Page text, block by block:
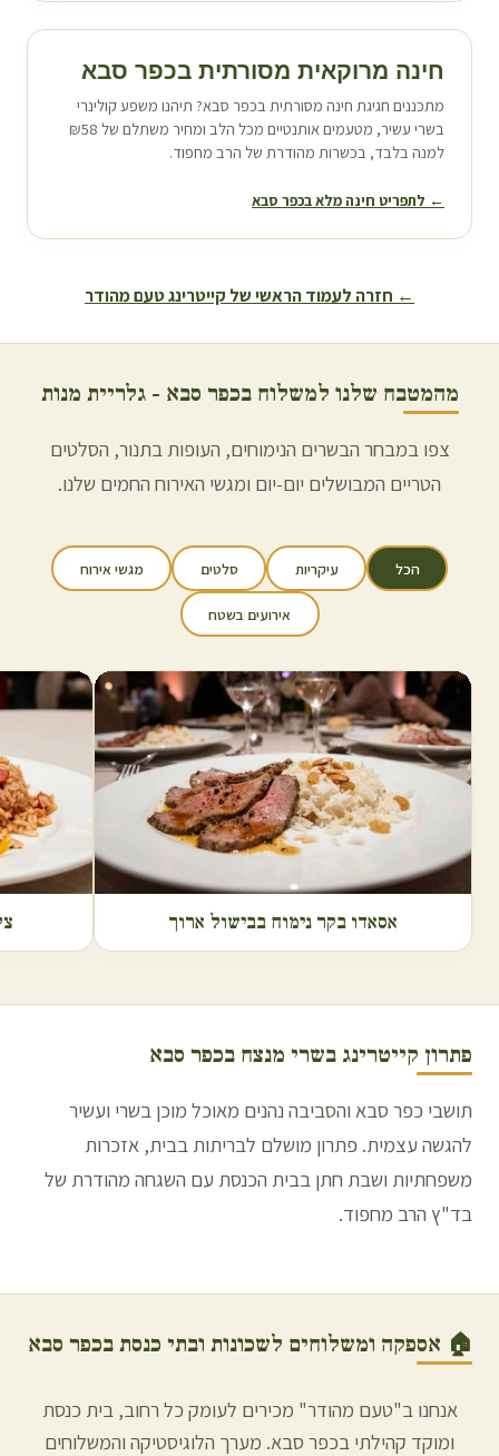
חינה מרוקאית מסורתית בכפר סבא
מתכננים חגיגת חינה מסורתית בכפר סבא? תיהנו משפע קולינרי
בשרי עשיר, מטעמים אותנטיים מכל הלב ומחיר משתלם של ₪58
למנה בלבד, בכשרות מהודרת של הרב מחפוד.
← לתפריט חינה מלא בכפר סבא
← חזרה לעמוד הראשי של קייטרינג טעם מהודר
מהמטבח שלנו למשלוח בכפר סבא - גלריית מנות
צפו במבחר הבשרים הנימוחים, העופות בתנור, הסלטים
הטריים המבושלים יום-יום ומגשי האירוח החמים שלנו.
הכל עיקריות סלטים מגשי אירוח
אירועים בשטח
אסאדו בקר נימוח בבישול ארוך
פתרון קייטרינג בשרי מנצח בכפר סבא
תושבי כפר סבא והסביבה נהנים מאוכל מוכן בשרי ועשיר
להגשה עצמית. פתרון מושלם לבריתות בבית, אזכרות
משפחתיות ושבת חתן בבית הכנסת עם השגחה מהודרת של
בד"ץ הרב מחפוד.
🏠 אספקה ומשלוחים לשכונות ובתי כנסת בכפר סבא
אנחנו ב"טעם מהודר" מכירים לעומק כל רחוב, בית כנסת
ומוקד קהילתי בכפר סבא. מערך הלוגיסטיקה והמשלוחים